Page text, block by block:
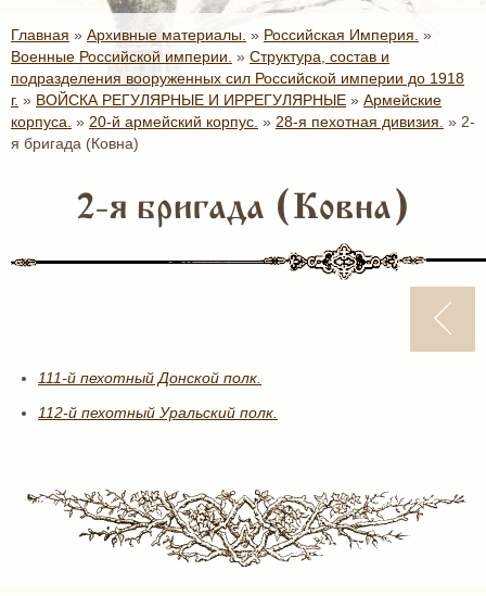
Главная » Архивные материалы. » Российская Империя. »
Военные Российской империи. » Структура, состав и
подразделения вооруженных сил Российской империи до 1918
г. » ВОЙСКА РЕГУЛЯРНЫЕ И ИРРЕГУЛЯРНЫЕ » Армейские
корпуса. » 20-й армейский корпус. » 28-я пехотная дивизия. » 2-
я бригада (Ковна)
2-я бригада (Ковна)
111-й пехотный Донской полк.
112-й пехотный Уральский полк.